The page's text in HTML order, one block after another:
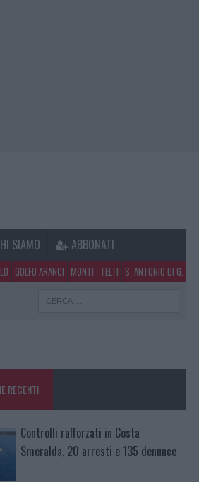
SIAMO ABBONATI
GOLFO ARANCI MONTI TELTI S. ANTONIO DI G.
RECENTI
Controlli rafforzati in Costa
Smeralda, 20 arresti e 135 denunce